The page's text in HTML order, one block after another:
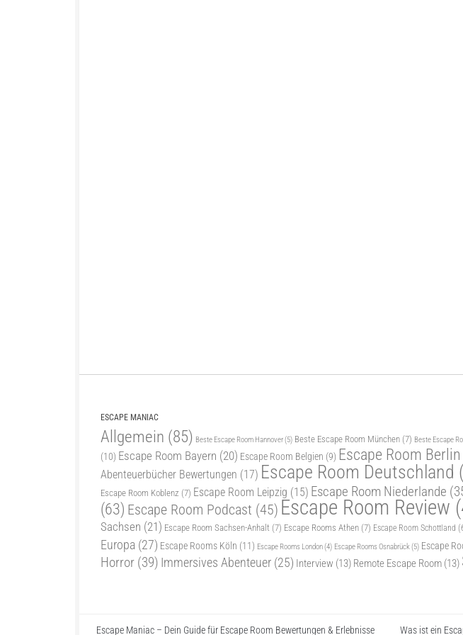
ESCAPE MANIAC
Allgemein (85) Beste Escape Room Hannover(5) Beste Escape Room München (7) Beste Escape
(10) Escape Room Bayern (20) Escape Room Belgien (9) Escape Room Berlin
Abenteuerbücher Bewertungen (17) Escape Room Deutschland
Escape Room Koblenz (7) Escape Room Leipzig (15) Escape Room Niederlande
(63) Escape Room Podcast (45) Escape Room Review
Sachsen (21) Escape Room Sachsen-Anhalt (7) Escape Rooms Athen (7) Escape Room Schottland
Europa (27) Escape Rooms Köln (11) Escape Rooms London(4) Escape Rooms Osnabrück(5) Escape
Horror (39) Immersives Abenteuer (25) Interview (13) Remote Escape Room (13)
Escape Maniac – Dein Guide für Escape Room Bewertungen & Erlebnisse Was ist ein